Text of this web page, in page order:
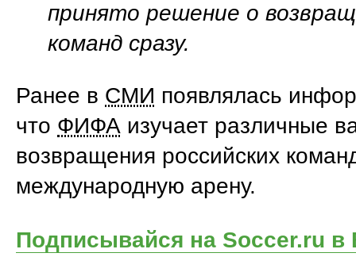
принято решение о
команд сразу.
Ранее в СМИ появлялась
что ФИФА изучает различные
возвращения российских
международную арену.
Подписывайся на Soccer.ru в